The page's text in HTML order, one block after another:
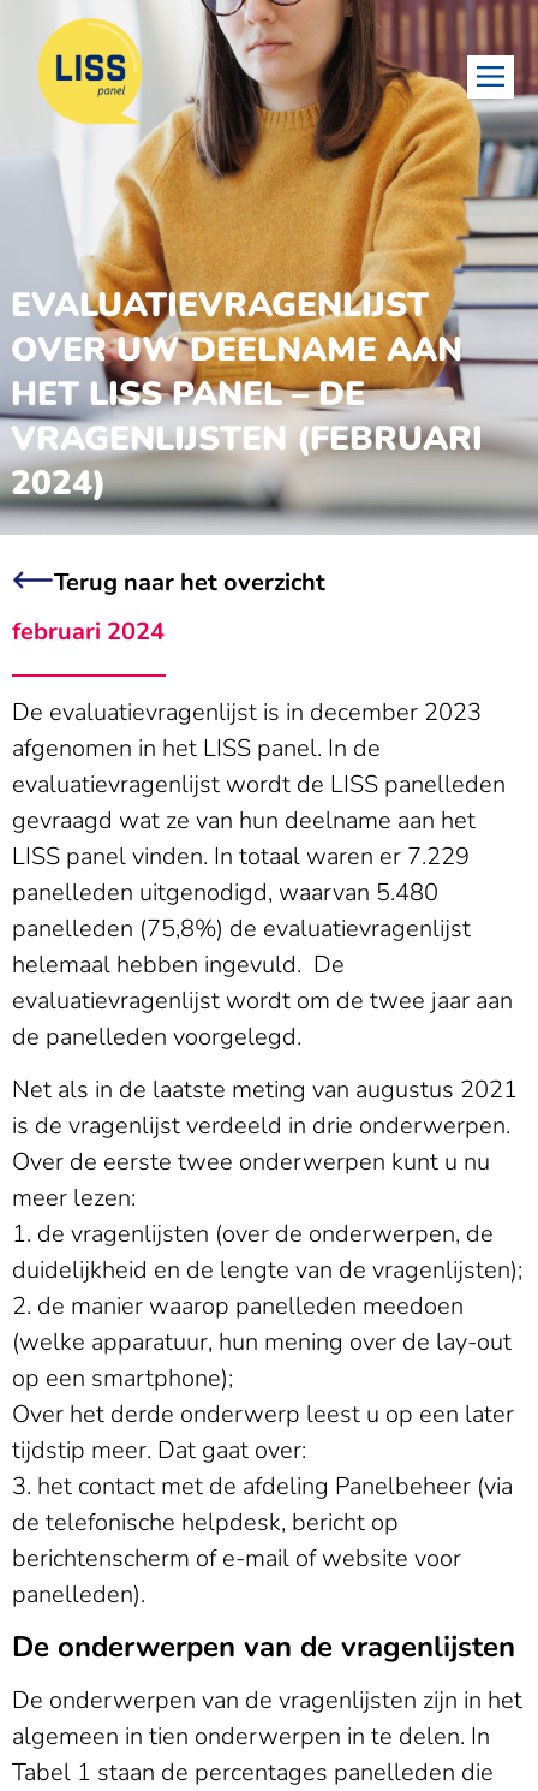
EVALUATIEVRAGENLIJST
OVER UW DEELNAME AAN
HET LISS PANEL – DE
VRAGENLIJSTEN (FEBRUARI
2024)
Terug naar het overzicht
februari 2024
De evaluatievragenlijst is in december 2023
afgenomen in het LISS panel. In de
evaluatievragenlijst wordt de LISS panelleden
gevraagd wat ze van hun deelname aan het
LISS panel vinden. In totaal waren er 7.229
panelleden uitgenodigd, waarvan 5.480
panelleden (75,8%) de evaluatievragenlijst
helemaal hebben ingevuld. De
evaluatievragenlijst wordt om de twee jaar aan
de panelleden voorgelegd.
Net als in de laatste meting van augustus 2021
is de vragenlijst verdeeld in drie onderwerpen.
Over de eerste twee onderwerpen kunt u nu
meer lezen:
1. de vragenlijsten (over de onderwerpen, de
duidelijkheid en de lengte van de vragenlijsten);
2. de manier waarop panelleden meedoen
(welke apparatuur, hun mening over de lay-out
op een smartphone);
Over het derde onderwerp leest u op een later
tijdstip meer. Dat gaat over:
3. het contact met de afdeling Panelbeheer (via
de telefonische helpdesk, bericht op
berichtenscherm of e-mail of website voor
panelleden).
De onderwerpen van de vragenlijsten
De onderwerpen van de vragenlijsten zijn in het
algemeen in tien onderwerpen in te delen. In
Tabel 1 staan de percentages panelleden die